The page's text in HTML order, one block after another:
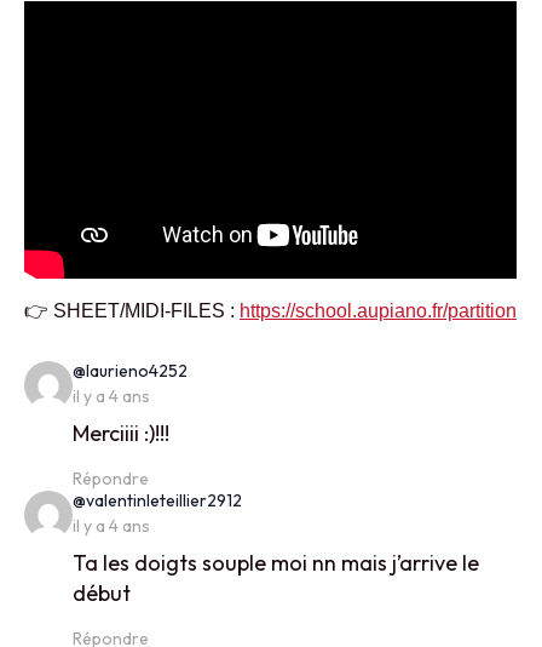
👉 SHEET/MIDI-FILES : https://school.aupiano.fr/partition
@laurieno4252
il y a 4 ans
Merciiii :)!!!
Répondre
@valentinleteillier2912
il y a 4 ans
Ta les doigts souple moi nn mais j’arrive le
début
Répondre